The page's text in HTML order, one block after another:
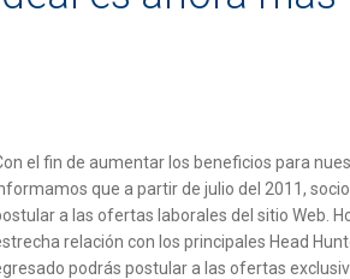
el fin de aumentar los beneficios para
que a partir de julio del 2011,
a las ofertas laborales del sitio Web.
relación con los principales Head
podrás postular a las ofertas